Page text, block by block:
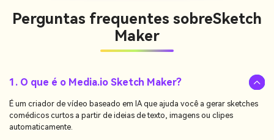
Perguntas frequentes sobreSketch
Maker
1. O que é o Media.io Sketch Maker?
É um criador de vídeo baseado em IA que ajuda você a gerar sketches
comédicos curtos a partir de ideias de texto, imagens ou clipes
automaticamente.